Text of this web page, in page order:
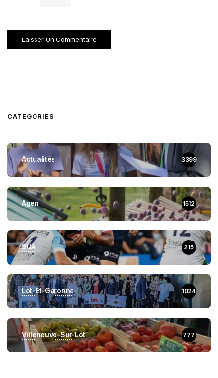
CATEGORIES
Actualités 3399
Agen 1512
SUA 215
Lot-Et-Garonne 1024
Villeneuve-Sur-Lot 777